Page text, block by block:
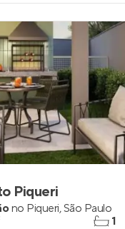
Piqueri
no Piqueri,São Paulo
1